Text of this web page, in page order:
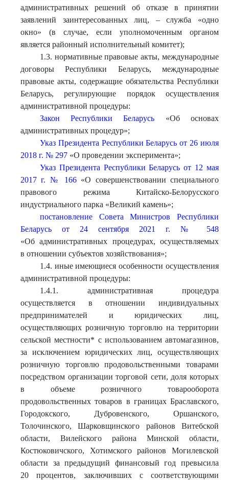
административных решений об отказе в принятии
заявлений заинтересованных лиц, – служба «одно
окно» (в случае, если уполномоченным органом
является районный исполнительный комитет);
1.3. нормативные правовые акты, международные
договоры Республики Беларусь, международные
правовые акты, содержащие обязательства Республики
Беларусь, регулирующие порядок осуществления
административной процедуры:
Закон Республики Беларусь «Об основах
административных процедур»;
Указ Президента Республики Беларусь от 26 июля
2018 г. № 297 «О проведении эксперимента»;
Указ Президента Республики Беларусь от 12 мая
2017 г. № 166«О совершенствовании специального
правового режима Китайско-Белорусского
индустриального парка «Великий камень»;
постановление Совета Министров Республики
Беларусь от 24 сентября 2021 г. № 548
«Об административных процедурах, осуществляемых
в отношении субъектов хозяйствования»;
1.4. иные имеющиеся особенности осуществления
административной процедуры:
1.4.1. административная процедура
осуществляется в отношении индивидуальных
предпринимателей и юридических лиц,
осуществляющих розничную торговлю на территории
сельской местности* с использованием автомагазинов,
за исключением юридических лиц, осуществляющих
розничную торговлю продовольственными товарами
посредством организации торговой сети, доля которых
в объеме розничного товарооборота
продовольственных товаров в границах Браславского,
Городокского, Дубровенского, Оршанского,
Толочинского, Шарковщинского районов Витебской
области, Вилейского района Минской области,
Костюковичского, Хотимского районов Могилевской
области за предыдущий финансовый год превысила
20 процентов, заключивших с соответствующими